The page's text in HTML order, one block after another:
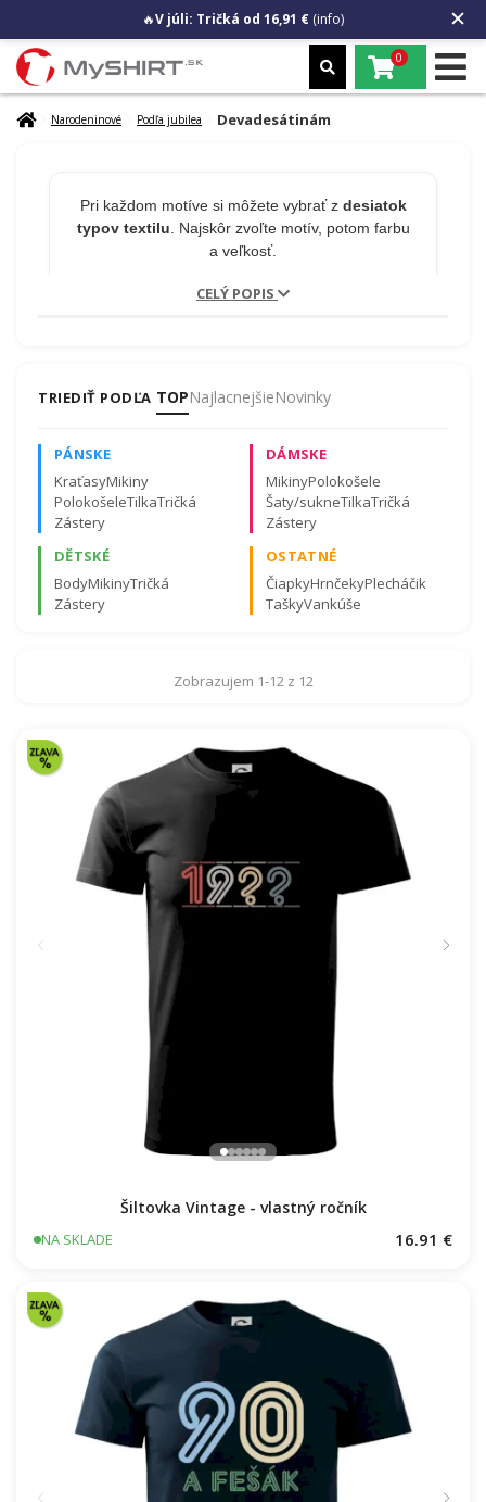
🔥V júli: Tričká od 16,91 € (info)
0
Narodeninové Podľa jubilea Devadesátinám
Pri každom motíve si môžete vybrať z desiatok
typov textilu . Najskôr zvoľte motív, potom farbu
a veľkosť.
ZADARMO
do poznámky v košíku.
Úprava je zadarmo a
nepredlžuje odoslanie!
CELÝ POPIS
TRIEDIŤ PODĽA TOPNajlacnejšieNovinky
PÁNSKE
KraťasyMikiny
PolokošeleTilkaTričká
Zástery
DÁMSKE
MikinyPolokošele
Šaty/sukneTilkaTričká
Zástery
DĚTSKÉ
BodyMikinyTričká
Zástery
OSTATNÉ
ČiapkyHrnčekyPlecháčik
TaškyVankúše
Zobrazujem 1-12 z 12
Šiltovka Vintage - vlastný ročník
NA SKLADE 16.91 €